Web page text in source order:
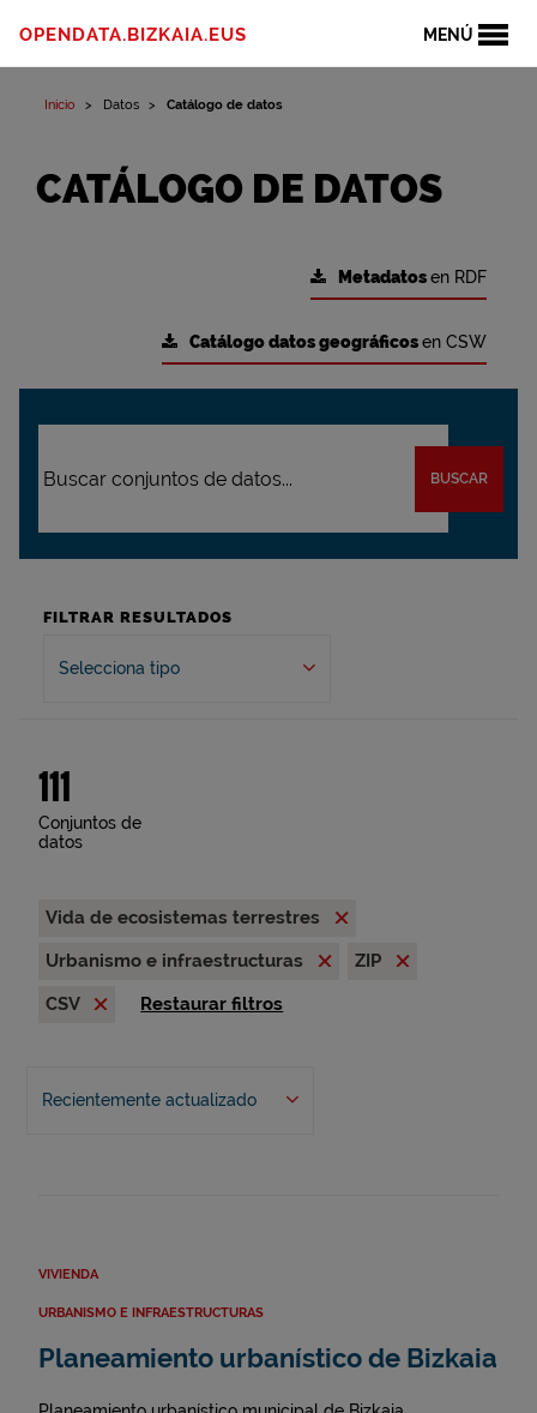
MENÚ
OPENDATA.BIZKAIA.EUS
Inicio Datos Catálogo de datos
CATÁLOGO DE DATOS
Metadatosen RDF
Catálogo datos geográficosen CSW
BUSCAR
FILTRAR RESULTADOS
Selecciona tipo
111
Conjuntos de
datos
Vida de ecosistemas terrestres
Urbanismo e infraestructuras
ZIP
CSV
Restaurar filtros
Recientemente actualizado
VIVIENDA
URBANISMO E INFRAESTRUCTURAS
Planeamiento urbanístico de Bizkaia